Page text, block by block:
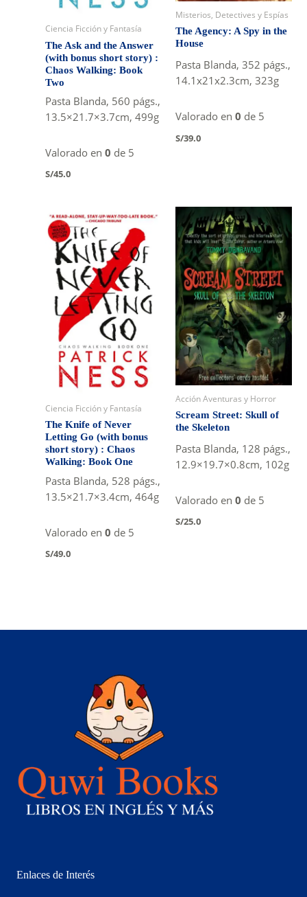
Ciencia Ficción y Fantasía
The Ask and the Answer
(with bonus short story) :
Chaos Walking: Book
Two
Pasta Blanda, 560 págs.,
13.5×21.7×3.7cm, 499g
Valorado en0 de 5
S/45.0
Misterios, Detectives y Espías
The Agency: A Spy in the
House
Pasta Blanda, 352 págs.,
14.1x21x2.3cm, 323g
Valorado en 0 de 5
S/39.0
Ciencia Ficción y Fantasía
The Knife of Never
Letting Go (with bonus
short story) : Chaos
Walking: Book One
Pasta Blanda, 528 págs.,
13.5×21.7×3.4cm, 464g
Valorado en0 de 5
S/49.0
Acción Aventuras y Horror
Scream Street: Skull of
the Skeleton
Pasta Blanda, 128 págs.,
12.9×19.7×0.8cm, 102g
Valorado en 0 de 5
S/25.0
Enlaces de Interés